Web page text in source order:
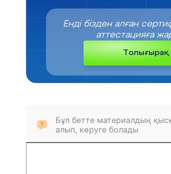
Енді бізден алған
аттестацияға
Толығырақ
Бұл бетте материалдың
алып, көруге болады